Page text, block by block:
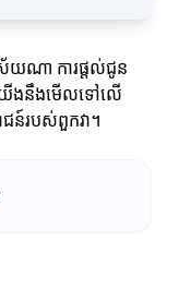
ស័យណា ការផ្តល់ជូន
ើងនឹងមើលទៅលើ
ជន៍របស់ពួកវា។